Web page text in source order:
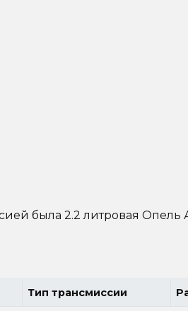
была 2.2 литровая Опель
Тип трансмиссии